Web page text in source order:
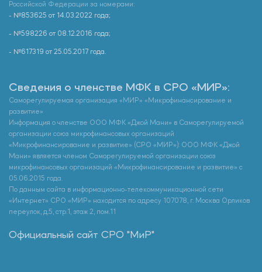
Российской Федерации за номерами:
- №853625 от 14.03.2022 года;
- №598226 от 08.12.2016 года;
- №617319 от 25.05.2017 года.
Сведения о членстве МФК в СРО «МИР»:
Саморегулируемая организация «МИР» «Микрофинансирование и
развитие»
Информация о членстве ООО МФК «Джой Мани» в Саморегулируемой
организации союз микрофинансовых организаций
«Микрофинансирование и развитие» (СРО «МИР»): ООО МФК «Джой
Мани» является членом Саморегулируемой организации союз
микрофинансовых организаций «Микрофинансирование и развитие» с
05.06.2015 года.
По данным сайта в информационно-телекоммуникационной сети
«Интернет» СРО «МИР» находится по адресу 107078, г. Москва Орликов
переулок, д.5, стр.1, этаж 2, пом.11
Официальный сайт СРО "МиР"